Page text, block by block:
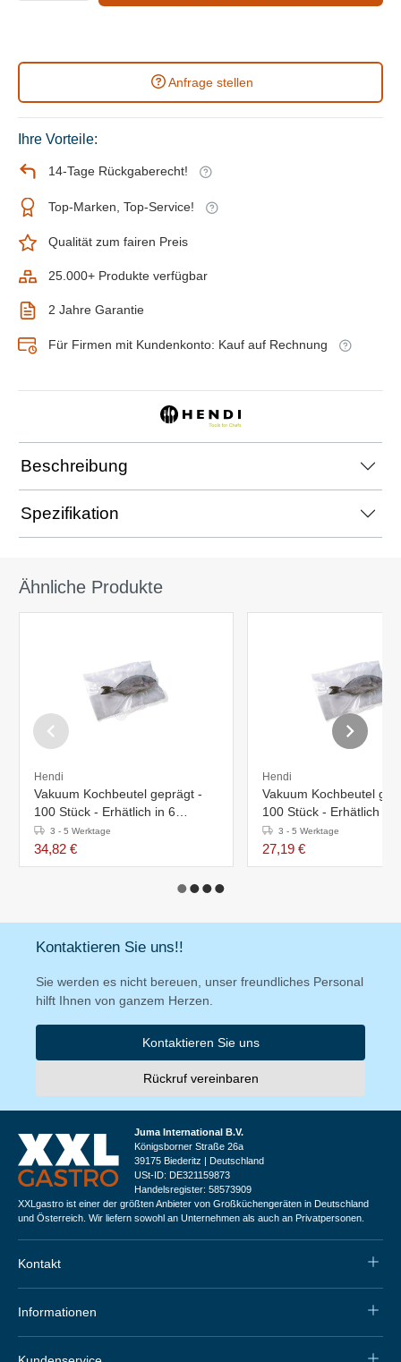
Anfrage stellen
Ihre Vorteile:
14-Tage Rückgaberecht!
Top-Marken, Top-Service!
Qualität zum fairen Preis
25.000+ Produkte verfügbar
2 Jahre Garantie
Für Firmen mit Kundenkonto: Kauf auf Rechnung
Beschreibung
Spezifikation
Ähnliche Produkte
Hendi
Vakuum Kochbeutel geprägt -
100 Stück - Erhätlich in 6
Größen
3 - 5 Werktage
34,82 €
Hendi
Vakuum Kochbeutel
100 Stück - Erhätlich in
Größen
3 - 5 Werktage
27,19 €
Kontaktieren Sie uns!!
Sie werden es nicht bereuen, unser freundliches Personal
hilft Ihnen von ganzem Herzen.
Kontaktieren Sie uns
Rückruf vereinbaren
Juma International B.V.
Königsborner Straße 26a
39175 Biederitz | Deutschland
USt-ID: DE321159873
Handelsregister: 58573909
XXLgastro ist einer der größten Anbieter von Großküchengeräten in Deutschland
und Österreich. Wir liefern sowohl an Unternehmen als auch an Privatpersonen.
Kontakt
Informationen